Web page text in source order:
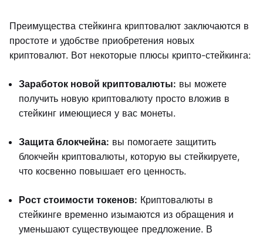
Преимущества стейкинга криптовалют заключаются в
простоте и удобстве приобретения новых
криптовалют. Вот некоторые плюсы крипто-стейкинга:
Заработок новой криптовалюты: вы можете
получить новую криптовалюту просто вложив в
стейкинг имеющиеся у вас монеты.
Защита блокчейна: вы помогаете защитить
блокчейн криптовалюты, которую вы стейкируете,
что косвенно повышает его ценность.
Рост стоимости токенов: Криптовалюты в
стейкинге временно изымаются из обращения и
уменьшают существующее предложение. В